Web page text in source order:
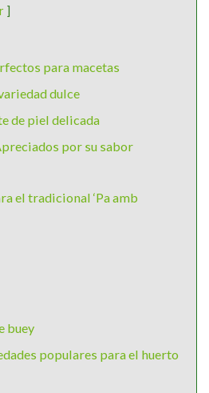
para macetas
dulce
de piel delicada
por su sabor
el tradicional ‘Pa amb
buey
populares para el huerto